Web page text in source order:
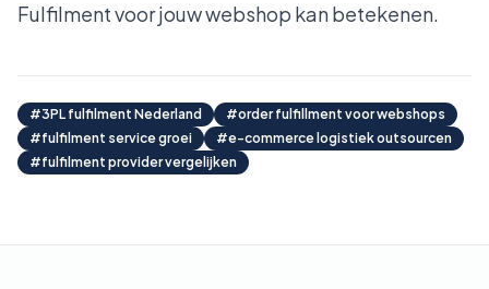
Fulfilment voor jouw webshop kan betekenen.
#3PL fulfilment Nederland #order fulfillment voor webshops
#fulfilment service groei #e-commerce logistiek outsourcen
#fulfilment provider vergelijken